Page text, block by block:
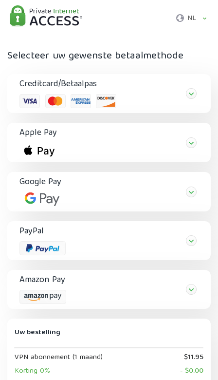
NL
Selecteer uw gewenste betaalmethode
Creditcard/Betaalpas
Apple Pay
Google Pay
PayPal
Amazon Pay
Uw bestelling
VPN abonnement (1 maand)
$11.95
Korting 0%
- $0.00